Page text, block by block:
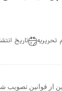
تحریریه تاریخ انتشار :
از قوانین تصویب